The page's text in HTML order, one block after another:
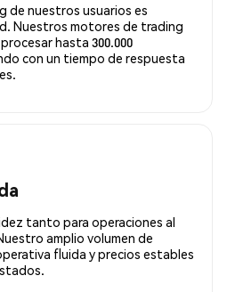
de nuestros usuarios es
Nuestros motores de trading
hasta 300.000
con un tiempo de respuesta
tanto para operaciones al
amplio volumen de
fluida y precios estables